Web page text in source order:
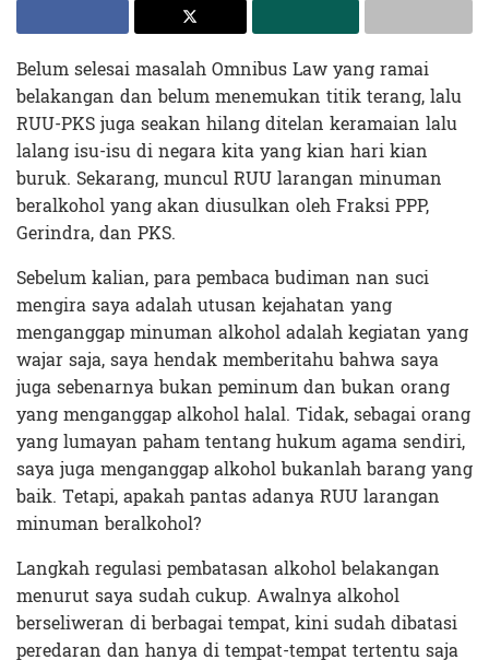
Belum selesai masalah Omnibus Law yang ramai
belakangan dan belum menemukan titik terang, lalu
RUU-PKS juga seakan hilang ditelan keramaian lalu
lalang isu-isu di negara kita yang kian hari kian
buruk. Sekarang, muncul RUU larangan minuman
beralkohol yang akan diusulkan oleh Fraksi PPP,
Gerindra, dan PKS.
Sebelum kalian, para pembaca budiman nan suci
mengira saya adalah utusan kejahatan yang
menganggap minuman alkohol adalah kegiatan yang
wajar saja, saya hendak memberitahu bahwa saya
juga sebenarnya bukan peminum dan bukan orang
yang menganggap alkohol halal. Tidak, sebagai orang
yang lumayan paham tentang hukum agama sendiri,
saya juga menganggap alkohol bukanlah barang yang
baik. Tetapi, apakah pantas adanya RUU larangan
minuman beralkohol?
Langkah regulasi pembatasan alkohol belakangan
menurut saya sudah cukup. Awalnya alkohol
berseliweran di berbagai tempat, kini sudah dibatasi
peredaran dan hanya di tempat-tempat tertentu saja